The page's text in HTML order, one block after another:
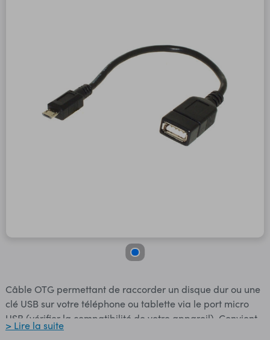
Câble OTG permettant de raccorder un disque dur ou une
clé USB sur votre téléphone ou tablette via le port micro
USB (vérifier la compatibilité de votre appareil). Convient
également pour raccorder un clavier ou une souris USB sur
> Lire la suite